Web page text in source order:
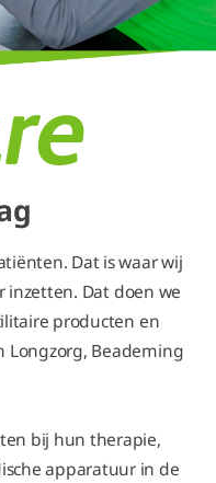
Dat is waar wij
inzetten. Dat doen we
producten en
Longzorg, Beademing
bij hun therapie,
apparatuur in de